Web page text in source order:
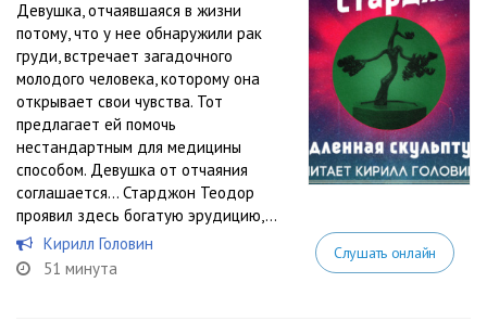
Девушка, отчаявшаяся в жизни
потому, что у нее обнаружили рак
груди, встречает загадочного
молодого человека, которому она
открывает свои чувства. Тот
предлагает ей помочь
нестандартным для медицины
способом. Девушка от отчаяния
соглашается… Старджон Теодор
проявил здесь богатую эрудицию,...
Кирилл Головин
51 минута
Слушать онлайн